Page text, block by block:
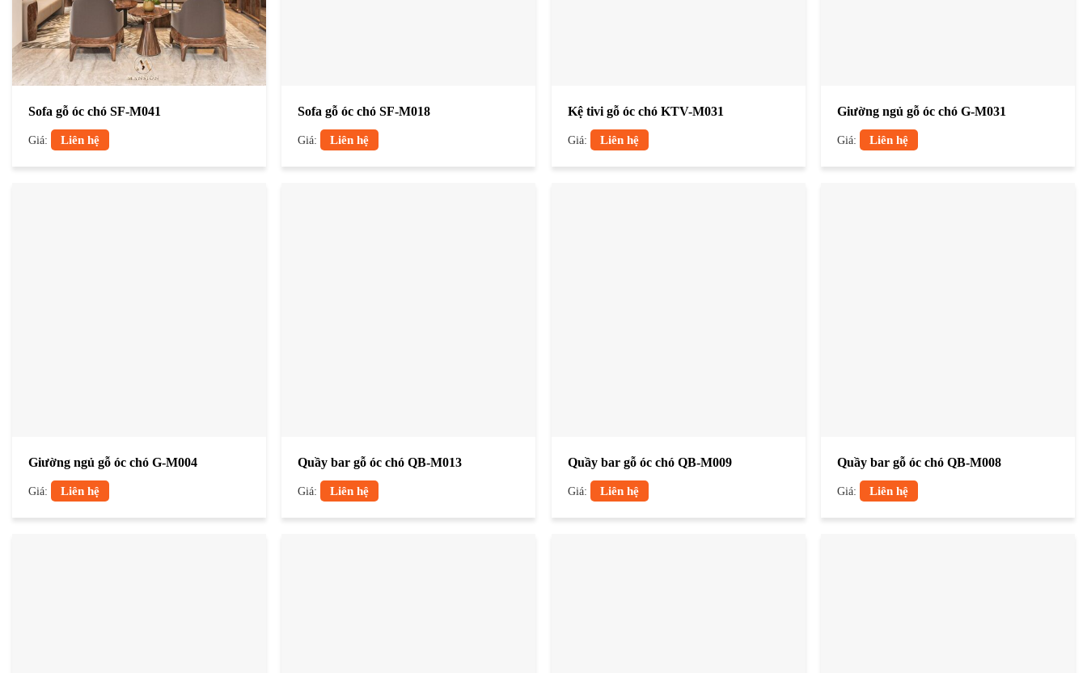
Sofa gỗ óc chó SF-M041
Giá: Liên hệ
Sofa gỗ óc chó SF-M018
Giá: Liên hệ
Kệ tivi gỗ óc chó KTV-M031
Giá: Liên hệ
Giường ngủ gỗ óc chó G-M031
Giá: Liên hệ
Giường ngủ gỗ óc chó G-M004
Giá: Liên hệ
Quầy bar gỗ óc chó QB-M013
Giá: Liên hệ
Quầy bar gỗ óc chó QB-M009
Giá: Liên hệ
Quầy bar gỗ óc chó QB-M008
Giá: Liên hệ